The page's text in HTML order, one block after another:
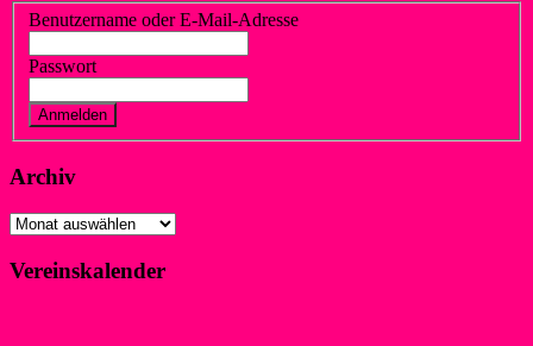
Benutzername oder E-Mail-Adresse
Passwort
Archiv
Archiv
Vereinskalender